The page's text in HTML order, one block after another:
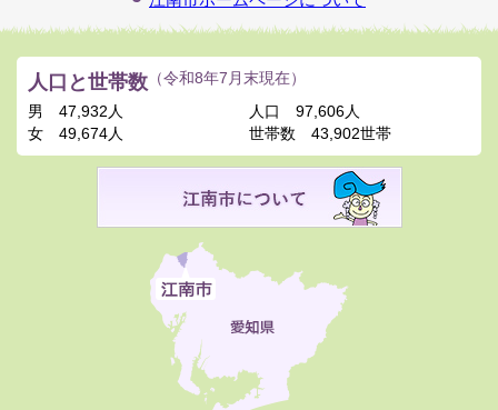
人口と世帯数 （令和8年7月末現在）
男
47,932人
女
49,674人
人口
97,606人
世帯数
43,902世帯